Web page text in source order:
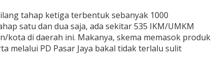
tahap ketiga terbentuk sebanyak 1000
satu dan dua saja, ada sekitar 535 IKM/UMKM
kota di daerah ini. Makanya, skema memasok produk
melalui PD Pasar Jaya bakal tidak terlalu sulit